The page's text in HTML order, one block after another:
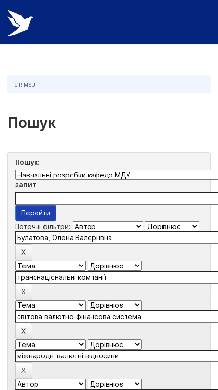
Skip
navigation
eIR MSU
Пошук
Пошук:
запит
Поточні фільтри: